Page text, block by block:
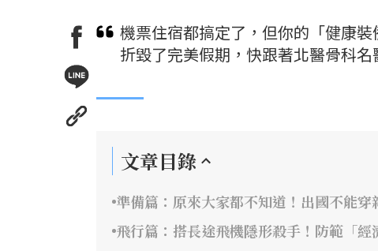
機票住宿都搞定了，但你的「健康
折毀了完美假期，快跟著北醫骨科
文章目錄
準備篇：原來大家都不知道！出國不能
飛行篇：搭長途飛機隱形殺手！防範「